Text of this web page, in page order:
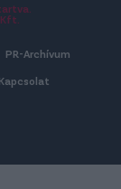
PR-Archívum
Kapcsolat